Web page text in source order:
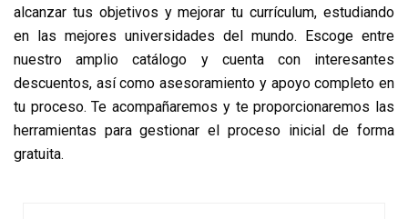
alcanzar tus objetivos y mejorar tu currículum, estudiando
en las mejores universidades del mundo. Escoge entre
nuestro amplio catálogo y cuenta con interesantes
descuentos, así como asesoramiento y apoyo completo en
tu proceso. Te acompañaremos y te proporcionaremos las
herramientas para gestionar el proceso inicial de forma
gratuita.